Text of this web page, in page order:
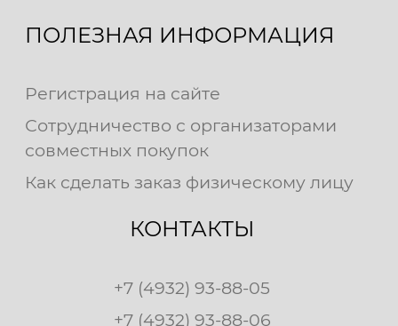
ПОЛЕЗНАЯ ИНФОРМАЦИЯ
Регистрация на сайте
Сотрудничество с организаторами
совместных покупок
Как сделать заказ физическому лицу
КОНТАКТЫ
+7 (4932) 93-88-05
+7 (4932) 93-88-06